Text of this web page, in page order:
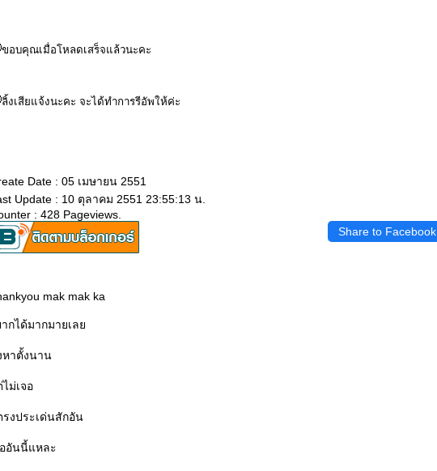
ขอบคุณเมื่อโหลดเสร็จแล้วนะคะ
ลิ้งเสียแจ้งนะคะ จะได้ทำการรีอัพให้ค่ะ
Date : 05 เมษายน 2551
Update : 10 ตุลาคม 2551 23:55:13 น.
: 428 Pageviews.
Share to Facebook
mak mak ka
ากได้มากมายเล
หาตั้งนาน
ม่เจอ
รงประเด่นสักอัน
ออันนี้แหละ